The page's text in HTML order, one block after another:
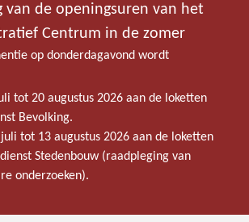
van de openingsuren van het
Centrum in de zomer
op donderdagavond wordt
tot 20 augustus 2026 aan de loketten
Bevolking.
tot 13 augustus 2026 aan de loketten
Stedenbouw (raadpleging van
onderzoeken).